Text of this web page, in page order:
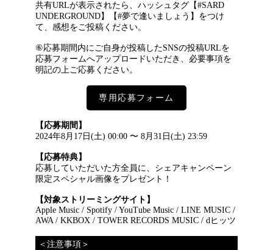
共有URLが表示されたら、ハッシュタグ【#SARD
UNDERGROUND】【#夢で逢いましょう】をつけ
て、感想をご投稿ください。
⑥応募期間内にご自身が投稿したSNSの投稿URLを
応募フォームへアップロードいただき、必要事項を
明記の上ご応募ください。
専用応募フォーム
【応募期間】
2024年8月17日(土) 00:00 〜 8月31日(土) 23:59
【応募特典】
応募していただいた方全員に、シェアキャンペーン
限定スペシャル画像をプレゼント！
【対象ストリーミングサイト】
Apple Music / Spotify / YouTube Music / LINE MUSIC /
AWA / KKBOX / TOWER RECORDS MUSIC / dヒッツ
＜注意事項＞